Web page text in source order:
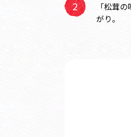
「松茸
がり。